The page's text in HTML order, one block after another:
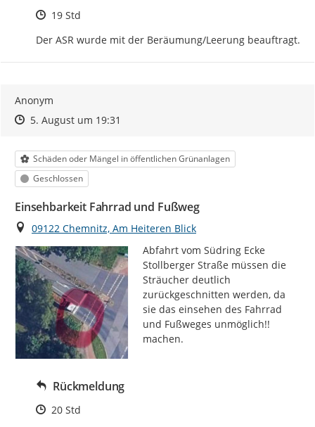
Zeitpunkt des Erstellens
19 Std
Der ASR wurde mit der Beräumung/Leerung beauftragt.
Anonym
Zeitpunkt des Erstellens
Zeitpunkt des Erstellens
5. August um 19:31
Kategorie
Schäden oder Mängel in öffentlichen Grünanlagen
Status
Geschlossen
Einsehbarkeit Fahrrad und Fußweg
Ort
09122 Chemnitz, Am Heiteren Blick
Abfahrt vom Südring Ecke
Stollberger Straße müssen die
Sträucher deutlich
zurückgeschnitten werden, da
sie das einsehen des Fahrrad
und Fußweges unmöglich!!
machen.
Rückmeldung
Zeitpunkt des Erstellens
20 Std